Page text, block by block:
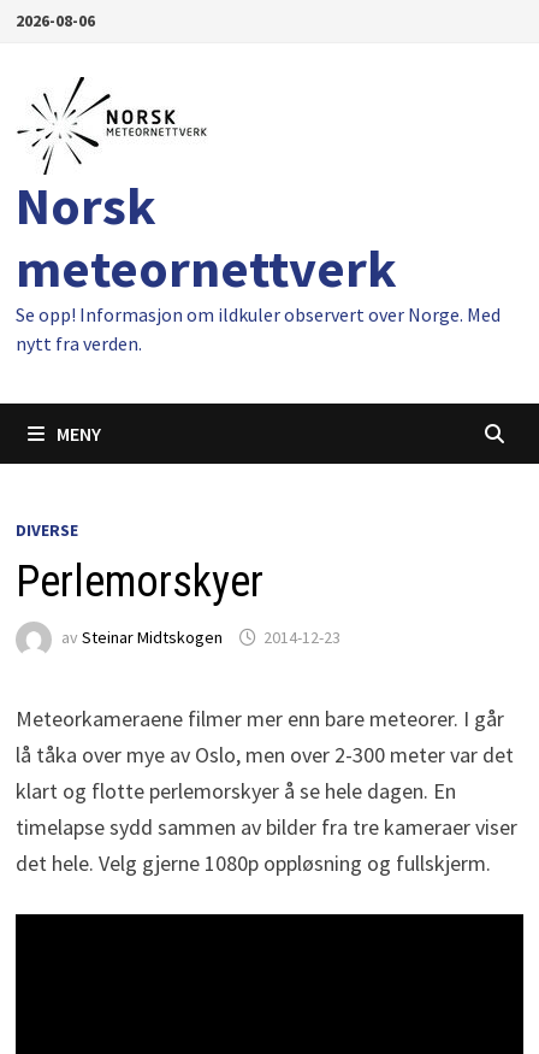
Gå2026-08-06
Norsk
meteornettverk
Se opp! Informasjon om ildkuler observert over Norge. Med
nytt fra verden.
MENY
DIVERSE
Perlemorskyer
av Steinar Midtskogen 2014-12-23
Meteorkameraene filmer mer enn bare meteorer. I går
lå tåka over mye av Oslo, men over 2-300 meter var det
klart og flotte perlemorskyer å se hele dagen. En
timelapse sydd sammen av bilder fra tre kameraer viser
det hele. Velg gjerne 1080p oppløsning og fullskjerm.